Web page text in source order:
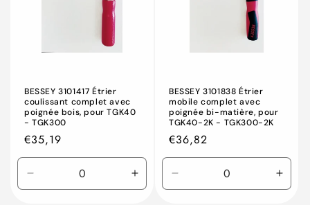
BESSEY 3101417 Étrier
coulissant complet avec
poignée bois, pour TGK40
- TGK300
Prix
habituel
€35,19
la
Augmenter
la
BESSEY 3101838 Étrier
mobile complet avec
poignée bi-matière, pour
TGK40-2K - TGK300-2K
Prix
habituel
€36,82
la
la